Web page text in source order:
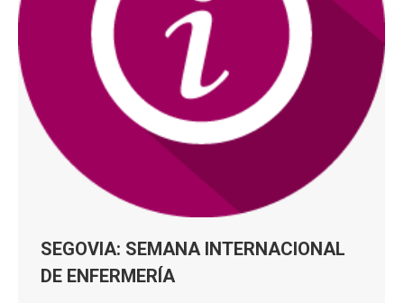
SEGOVIA: SEMANA INTERNACIONAL
DE ENFERMERÍA